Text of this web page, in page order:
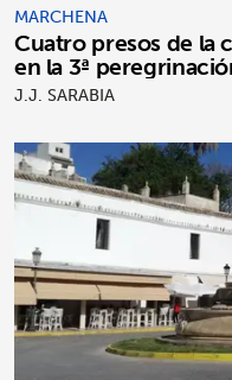
MARCHENA
Cuatro presos de la
en la 3ª
J.J. SARABIA